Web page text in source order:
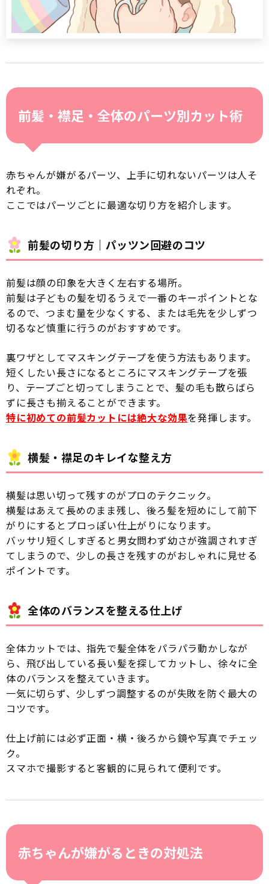
前髪・襟足・全体のパーツ別カット術
赤ちゃんが嫌がるパーツ、上手に切れないパーツは人そ
れぞれ。
ここではパーツごとに最適な切り方を紹介します。
前髪の切り方｜パッツン回避のコツ
前髪は顔の印象を大きく左右する場所。
前髪は子どもの髪を切るうえで一番のキーポイントとな
るので、つまむ量を少なくする、または毛先を少しずつ
切るなど慎重に行うのがおすすめです。
裏ワザとしてマスキングテープを使う方法もあります。
短くしたい長さになるところにマスキングテープを張
り、テープごと切ってしまうことで、髪の毛も散らばら
ずに長さも揃えることができます。
特に初めての前髪カットには絶大な効果を発揮します。
横髪・襟足のキレイな整え方
横髪は思い切って残すのがプロのテクニック。
横髪はあえて長めのまま残し、後ろ髪を短めにして前下
がりにするとプロっぽい仕上がりになります。
バッサリ短くしすぎると男女問わず幼さが強調されすぎ
てしまうので、少しの長さを残すのがおしゃれに見せる
ポイントです。
全体のバランスを整える仕上げ
全体カットでは、指先で髪全体をパラパラ動かしなが
ら、飛び出している長い髪を探してカットし、徐々に全
体のバランスを整えていきます。
一気に切らず、少しずつ調整するのが失敗を防ぐ最大の
コツです。
仕上げ前には必ず正面・横・後ろから鏡や写真でチェッ
ク。
スマホで撮影すると客観的に見られて便利です。
赤ちゃんが嫌がるときの対処法